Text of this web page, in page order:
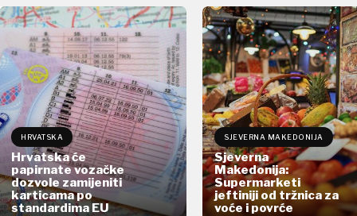
HRVATSKA
Hrvatska će
papirnate vozačke
dozvole zamijeniti
karticama po
standardima EU
SJEVERNA MAKEDONIJA
Sjeverna
Makedonija:
Supermarketi
jeftiniji od tržnica za
voće i povrće